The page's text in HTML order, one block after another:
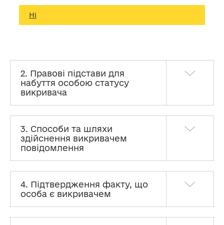
Ні
2. Правові підстави для
набуття особою статусу
викривача
3. Способи та шляхи
здійснення викривачем
повідомлення
4. Підтвердження факту, що
особа є викривачем